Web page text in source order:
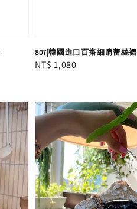
807|韓國進口百搭細肩蕾絲裙
Regular
NT$ 1,080